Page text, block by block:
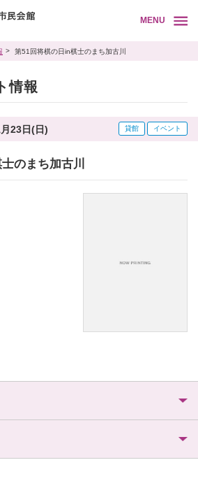
MENU
第51回将棋の日in棋士のまち加古川
情報
23日(日) 貸館 イベント
のまち加古川